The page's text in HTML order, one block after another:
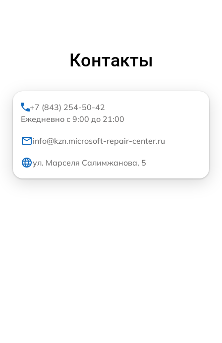
Контакты
+7 (843) 254-50-42
Ежедневно с 9:00 до 21:00
info@kzn.microsoft-repair-center.ru
ул. Марселя Салимжанова, 5